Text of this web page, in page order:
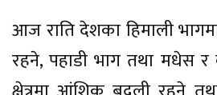
आज राति देशका हिमाली
रहने, पहाडी भाग तथा मधेस र